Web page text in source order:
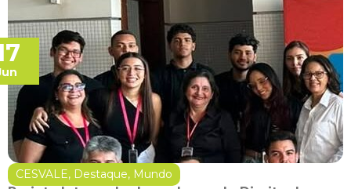
CESVALE, Destaque, Mundo